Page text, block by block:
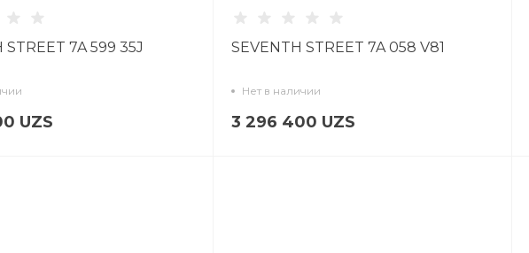
STREET 7A 599 35J
UZS
SEVENTH STREET 7A 058 V81
Нет в наличии
3 296 400 UZS